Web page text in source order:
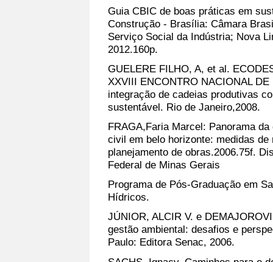
Guia CBIC de boas práticas em
Construção - Brasília: Câmara
Serviço Social da Indústria; Nova
2012.160p.
GUELERE FILHO, A, et al.
XXVIII ENCONTRO NACIONAL
integração de cadeias produtivas
sustentável. Rio de Janeiro,2008.
FRAGA,Faria Marcel: Panorama
civil em belo horizonte: medidas
planejamento de obras.2006.75f.
Federal de Minas Gerais
Programa de Pós-Graduação em
Hídricos.
JÚNIOR, ALCIR V. e
gestão ambiental: desafios e
Paulo: Editora Senac, 2006.